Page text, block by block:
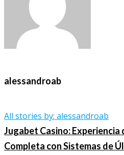
alessandroab
All stories by: alessandroab
Jugabet Casino:
Completa con Sistemas de